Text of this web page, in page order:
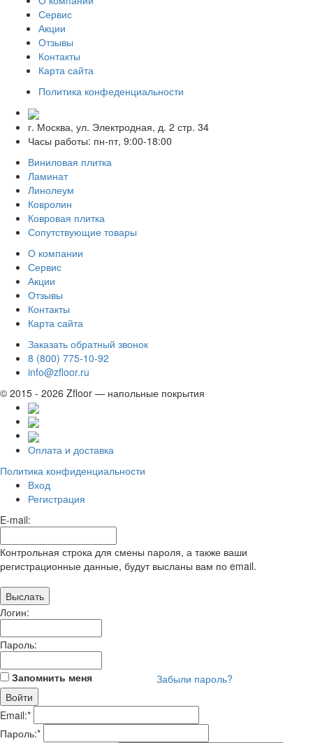
Сервис
Акции
Отзывы
Контакты
Карта сайта
Политика конфеденциальности
г. Москва, ул. Электродная, д. 2 стр. 34
Часы работы: пн-пт, 9:00-18:00
Виниловая плитка
Ламинат
Линолеум
Ковролин
Ковровая плитка
Сопутствующие товары
О компании
Сервис
Акции
Отзывы
Контакты
Карта сайта
Заказать обратный звонок
8 (800) 775-10-92
info@zfloor.ru
© 2015 - 2026 Zfloor — напольные покрытия
Оплата и доставка
Политика конфиденциальности
Вход
Регистрация
E-mail:
Контрольная строка для смены пароля, а также ваши
регистрационные данные, будут высланы вам по email.
Логин:
Пароль:
Запомнить меня Забыли пароль?
Email:*
Пароль:*